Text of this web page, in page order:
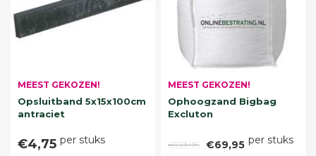
MEEST GEKOZEN!
Opsluitband 5x15x100cm
antraciet
€4,75 per stuks
MEEST GEKOZEN!
Ophoogzand Bigbag
Excluton
€89,95 €69,95 per stuks